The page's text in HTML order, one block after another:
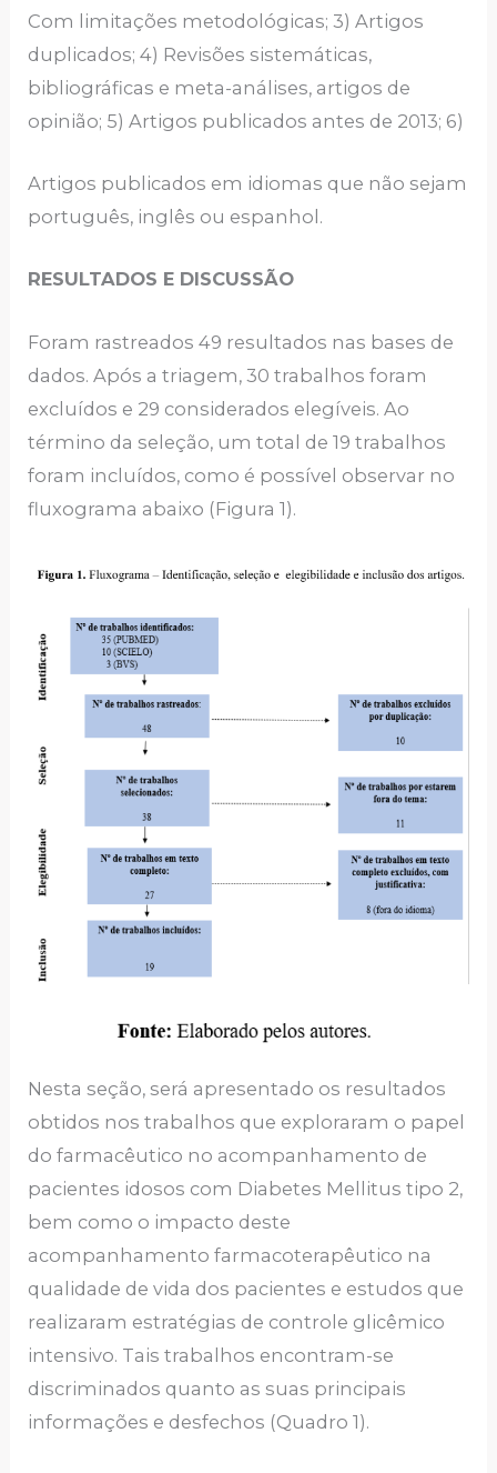
Com limitações metodológicas; 3) Artigos
duplicados; 4) Revisões sistemáticas,
bibliográficas e meta-análises, artigos de
opinião; 5) Artigos publicados antes de 2013; 6)
Artigos publicados em idiomas que não sejam
português, inglês ou espanhol.
RESULTADOS E DISCUSSÃO
Foram rastreados 49 resultados nas bases de
dados. Após a triagem, 30 trabalhos foram
excluídos e 29 considerados elegíveis. Ao
término da seleção, um total de 19 trabalhos
foram incluídos, como é possível observar no
fluxograma abaixo (Figura 1).
Nesta seção, será apresentado os resultados
obtidos nos trabalhos que exploraram o papel
do farmacêutico no acompanhamento de
pacientes idosos com Diabetes Mellitus tipo 2,
bem como o impacto deste
acompanhamento farmacoterapêutico na
qualidade de vida dos pacientes e estudos que
realizaram estratégias de controle glicêmico
intensivo. Tais trabalhos encontram-se
discriminados quanto as suas principais
informações e desfechos (Quadro 1).